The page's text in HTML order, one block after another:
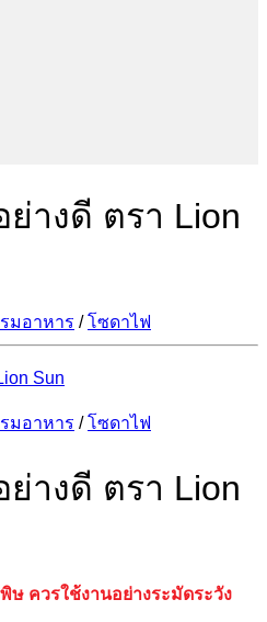
างดี ตรา Lion
มอาหาร / โซดาไฟ
มอาหาร / โซดาไฟ
างดี ตรา Lion
ษ ควรใช้งานอย่างระมัดระวัง